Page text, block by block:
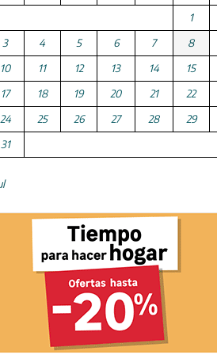
1
3
4 5 6 7 8
10
11 12 13 14 15
17
18 19 20 21 22
24
25 26 27 28 29
31